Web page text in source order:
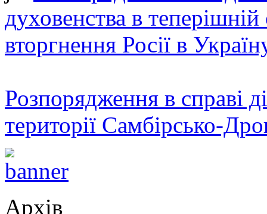
духовенства в теперішній
вторгнення Росії в
Розпорядження в справі
території Самбірсько-
Архів